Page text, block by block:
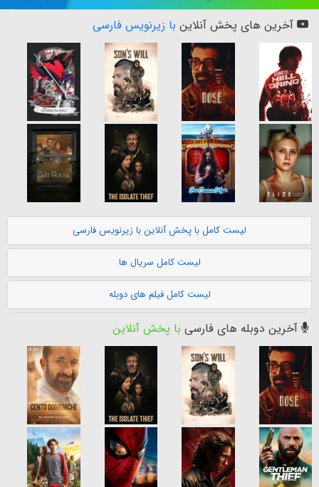
آخرین های پخش آنلاین با زیرنویس فارسی
لیست کامل با پخش آنلاین با زیرنویس فارسی
لیست کامل سریال ها
لیست کامل فیلم های دوبله
آخرین دوبله های فارسی با پخش آنلاین